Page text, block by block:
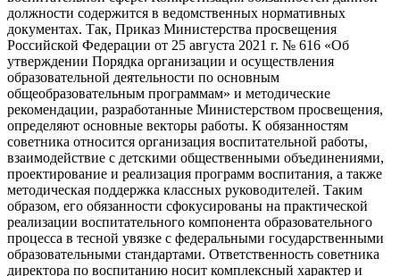
должности содержится в ведомственных нормативных
документах. Так, Приказ Министерства просвещения
Российской Федерации от 25 августа 2021 г. № 616 «Об
утверждении Порядка организации и осуществления
образовательной деятельности по основным
общеобразовательным программам» и методические
рекомендации, разработанные Министерством просвещения,
определяют основные векторы работы. К обязанностям
советника относится организация воспитательной работы,
взаимодействие с детскими общественными объединениями,
проектирование и реализация программ воспитания, а также
методическая поддержка классных руководителей. Таким
образом, его обязанности сфокусированы на практической
реализации воспитательного компонента образовательного
процесса в тесной увязке с федеральными государственными
образовательными стандартами. Ответственность советника
директора по воспитанию носит комплексный характер и